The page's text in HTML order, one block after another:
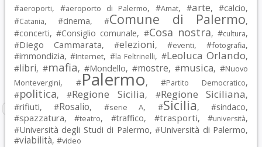
#aeroporti, #aeroporto di Palermo, #Amat, #arte, #calcio,
#Catania, #cinema, #Comune di Palermo,
#concerti, #Consiglio comunale, #Cosa nostra, #cultura,
#Diego Cammarata, #elezioni, #eventi, #fotografia,
#immondizia, #Internet, #la Feltrinelli, #Leoluca Orlando,
#libri, #mafia, #Mondello, #mostre, #musica, #Nuovo
Montevergini, #Palermo, #Partito Democratico,
#politica, #Regione Sicilia, #Regione Siciliana,
#rifiuti, #Rosalio, #serie A, #Sicilia, #sindaco,
#spazzatura, #teatro, #traffico, #trasporti, #università,
#Università degli Studi di Palermo, #Università di Palermo,
#viabilità, #video